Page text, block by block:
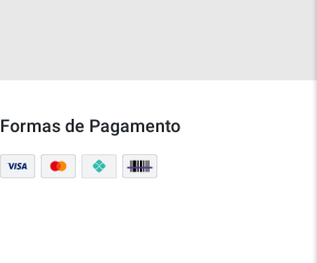
Formas de Pagamento